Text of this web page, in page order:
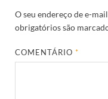
O seu endereço de e-
obrigatórios são
COMENTÁRIO*